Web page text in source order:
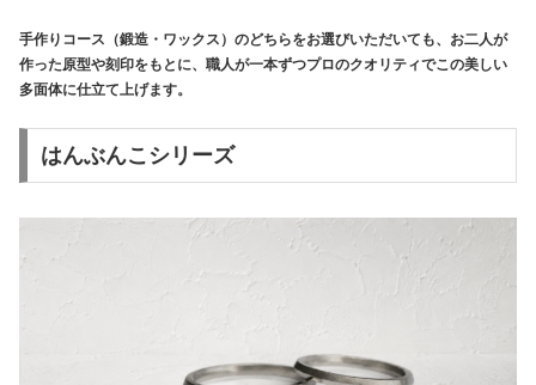
手作りコース（鍛造・ワックス）のどちらをお選びいただいても、お二人が
作った原型や刻印をもとに、職人が一本ずつプロのクオリティでこの美しい
多面体に仕立て上げます。
はんぶんこシリーズ